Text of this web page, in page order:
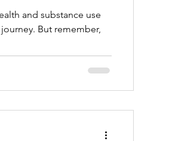
and substance use
But remember,